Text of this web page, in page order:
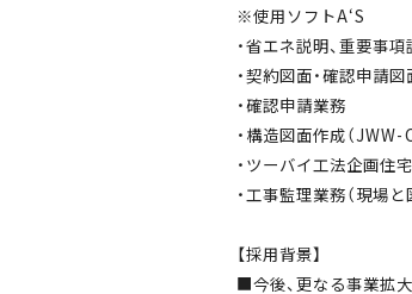
※使用ソフトA‘S
・省エネ説明、重要事項
・契約図面・確認申請図
・確認申請業務
・構造図面作成（JWW-
・ツーバイ工法企画住
・工事監理業務（現場
【採用背景】
■今後、更なる事業拡